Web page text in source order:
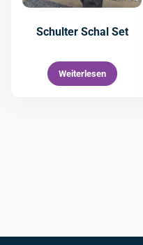
Schulter Schal Set
Weiterlesen